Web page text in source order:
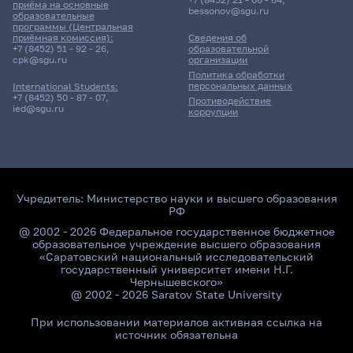
12 корпус, 415 комната
30 апреля 2026 г. 13:50
Экзамен
Администрирование
информационных систем
Д/о
12 корпус, 304 комната
13 июня 2026 г. 10:00
Консультация
Операционные системы
331гр., КНиИТ
приёма на основные
образовательные
программы (Центральная
приёмная комиссия):
+7 (8452) 51 - 92 - 26,
cpk@sgu.ru
International Students:
+7 (8452) 50 - 87 - 07,
ied@sgu.ru
Сведения об
образовательной
организации
Политика обработки
персональных данных
Противодействие
коррупции
bessonov@sgu.ru
Учредитель: Министерство науки и высшего образования
РФ
@ 2002 - 2026 Федеральное государственное бюджетное
образовательное учреждение высшего образования
«Саратовский национальный исследовательский
государственный университет имени Н.Г.
Чернышевского»
@ 2002 - 2026 Saratov State University
При использовании материалов активная ссылка на
источник обязательна